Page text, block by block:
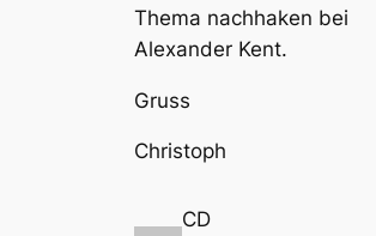
Thema nachhaken bei
Alexander Kent.
Gruss
Christoph
CD